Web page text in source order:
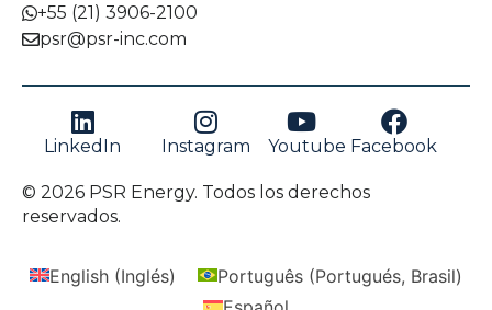
+55 (21) 3906-2100
psr@psr-inc.com
LinkedIn Instagram Youtube Facebook
© 2026 PSR Energy. Todos los derechos
reservados.
English (Inglés) Português (Portugués, Brasil)